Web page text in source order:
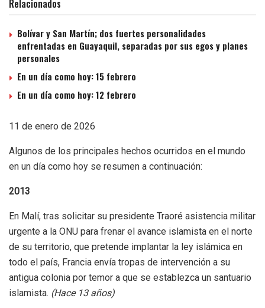
Relacionados
Bolívar y San Martín; dos fuertes personalidades
enfrentadas en Guayaquil, separadas por sus egos y planes
personales
En un día como hoy: 15 febrero
En un día como hoy: 12 febrero
11 de enero de 2026
Algunos de los principales hechos ocurridos en el mundo
en un día como hoy se resumen a continuación:
2013
En Malí, tras solicitar su presidente Traoré asistencia militar
urgente a la ONU para frenar el avance islamista en el norte
de su territorio, que pretende implantar la ley islámica en
todo el país, Francia envía tropas de intervención a su
antigua colonia por temor a que se establezca un santuario
islamista. (Hace 13 años)